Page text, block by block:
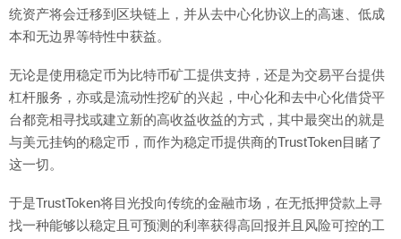
统资产将会迁移到区块链上，并从去中心化协议上的高速、低成
本和无边界等特性中获益。
无论是使用稳定币为比特币矿工提供支持，还是为交易平台提供
杠杆服务，亦或是流动性挖矿的兴起，中心化和去中心化借贷平
台都竞相寻找或建立新的高收益收益的方式，其中最突出的就是
与美元挂钩的稳定币，而作为稳定币提供商的TrustToken目睹了
这一切。
于是TrustToken将目光投向传统的金融市场，在无抵押贷款上寻
找一种能够以稳定且可预测的利率获得高回报并且风险可控的工